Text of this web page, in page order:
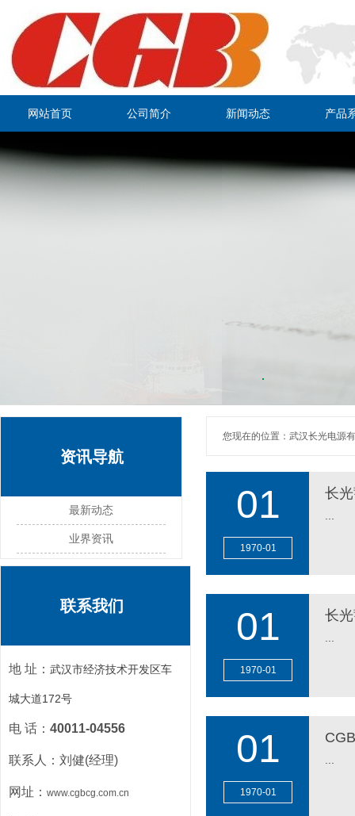
网站首页 公司简介 新闻动态 产品
1970-01
01 长
MORE
1970-01
01 长
1970-01
01
您现在的位置： 武汉长光电源
资讯导航
最新动态
业界资讯
联系我们
地 址： 武汉市经济技术开发区车
城大道172号
电 话： 40011-04556
联系人：刘健(经理)
网址： www.cgbcg.com.cn